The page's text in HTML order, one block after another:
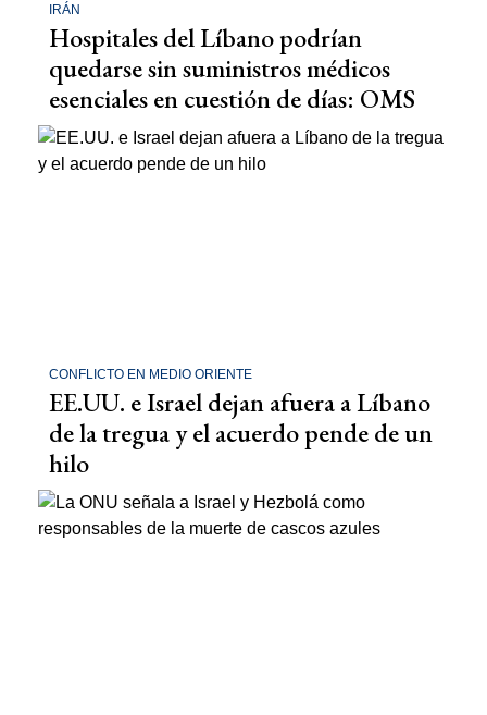
IRÁN
Hospitales del Líbano podrían
quedarse sin suministros médicos
esenciales en cuestión de días: OMS
CONFLICTO EN MEDIO ORIENTE
EE.UU. e Israel dejan afuera a Líbano
de la tregua y el acuerdo pende de un
hilo